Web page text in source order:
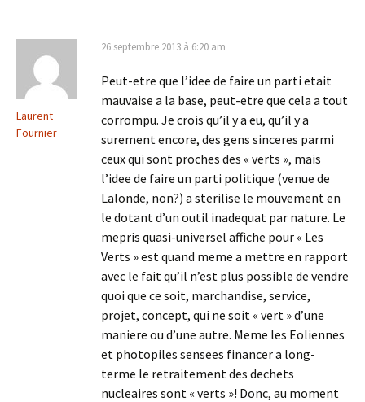
Laurent
Fournier
26 septembre 2013 à 6:20 am
Peut-etre que l’idee de faire un parti etait
mauvaise a la base, peut-etre que cela a tout
corrompu. Je crois qu’il y a eu, qu’il y a
surement encore, des gens sinceres parmi
ceux qui sont proches des « verts », mais
l’idee de faire un parti politique (venue de
Lalonde, non?) a sterilise le mouvement en
le dotant d’un outil inadequat par nature. Le
mepris quasi-universel affiche pour « Les
Verts » est quand meme a mettre en rapport
avec le fait qu’il n’est plus possible de vendre
quoi que ce soit, marchandise, service,
projet, concept, qui ne soit « vert » d’une
maniere ou d’une autre. Meme les Eoliennes
et photopiles sensees financer a long-
terme le retraitement des dechets
nucleaires sont « verts »! Donc, au moment